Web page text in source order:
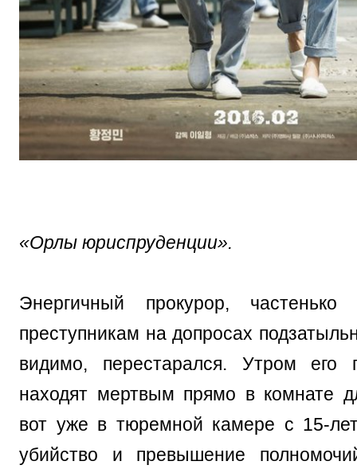
«Орлы юриспруденции».
Энергичный прокурор, частенько
преступникам на допросах
видимо, перестарался. Утром его
находят мертвым прямо в комнате
вот уже в тюремной камере с 15-
убийство и превышение